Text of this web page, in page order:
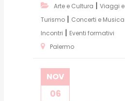
Arte e Cultura | Viaggi e
Turismo | Concerti e Musica
Incontri | Eventi formativi
Palermo
NOV
06